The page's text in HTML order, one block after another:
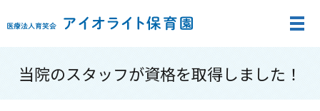
メ
当院のスタッフが資格を取得しました！